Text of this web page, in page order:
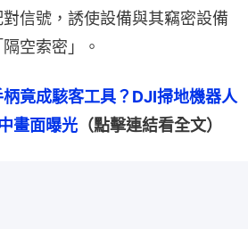
信號，誘使設備與其竊密設備
空索密」。
竟成駭客工具？DJI掃地機器人
畫面曝光 （點擊連結看全文）